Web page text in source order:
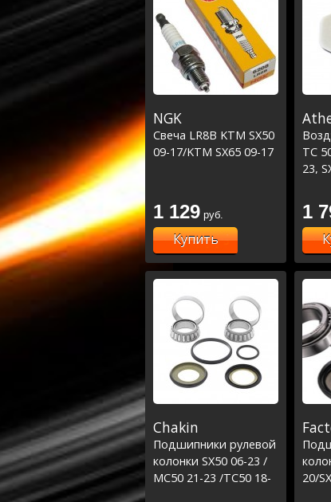
NGK
Свеча LR8B KTM SX50
09-17/KTM SX65 09-17
1 129 руб.
Купить
TC
23,
1
Chakin
Подшипники рулевой
колонки SX50 06-23 /
MC50 21-23 /TC50 18-
20/